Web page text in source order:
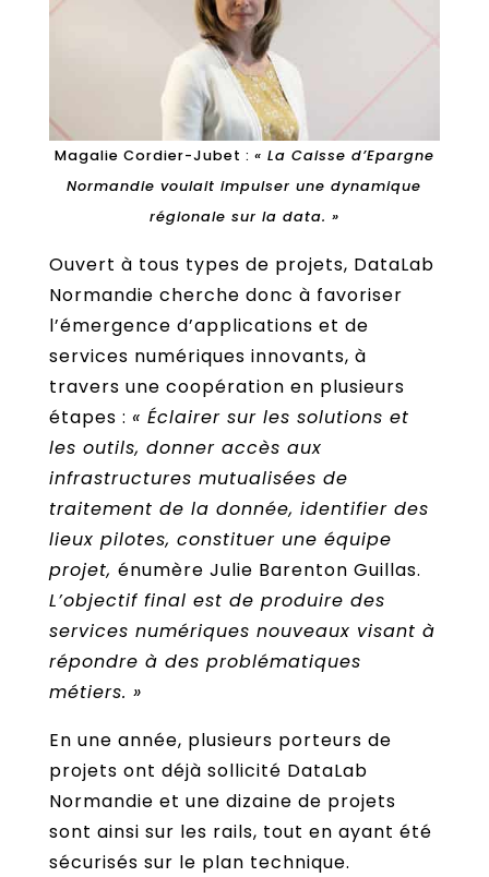
Magalie Cordier-Jubet : « La Caisse d’Epargne
Normandie voulait impulser une dynamique
régionale sur la data. »
Ouvert à tous types de projets, DataLab
Normandie cherche donc à favoriser
l’émergence d’applications et de
services numériques innovants, à
travers une coopération en plusieurs
étapes : « Éclairer sur les solutions et
les outils, donner accès aux
infrastructures mutualisées de
traitement de la donnée, identifier des
lieux pilotes, constituer une équipe
projet, énumère Julie Barenton Guillas.
L’objectif final est de produire des
services numériques nouveaux visant à
répondre à des problématiques
métiers. »
En une année, plusieurs porteurs de
projets ont déjà sollicité DataLab
Normandie et une dizaine de projets
sont ainsi sur les rails, tout en ayant été
sécurisés sur le plan technique.